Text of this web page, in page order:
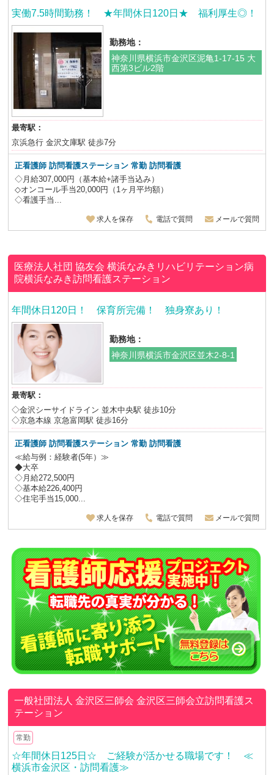
実働7.5時間勤務！ ★年間休日120日★ 福利厚生◎！
勤務地：
神奈川県横浜市金沢区泥亀1-17-15 大
西第3ビル2階
最寄駅：
京浜急行 金沢文庫駅 徒歩7分
正看護師訪問看護ステーション 常勤 訪問看護
◇月給307,000円（基本給+諸手当込み）
◇オンコール手当20,000円（1ヶ月平均額）
◇看護手当...
求人を保存 電話で質問 メールで質問
医療法人社団 協友会横浜なみきリハビリテーション病
院横浜なみき訪問看護ステーション
年間休日120日！ 保育所完備！ 独身寮あり！
勤務地：
神奈川県横浜市金沢区並木2-8-1
最寄駅：
◇金沢シーサイドライン 並木中央駅 徒歩10分
◇京急本線 京急富岡駅 徒歩16分
正看護師 訪問看護ステーション 常勤 訪問看護
≪給与例：経験者(5年）≫
◆大卒
◇月給272,500円
◇基本給226,400円
◇住宅手当15,000...
求人を保存 電話で質問 メールで質問
一般社団法人 金沢区三師会金沢区三師会立訪問看護ス
テーション
常勤
☆年間休日125日☆ ご経験が活かせる職場です！ ≪
横浜市金沢区・訪問看護≫